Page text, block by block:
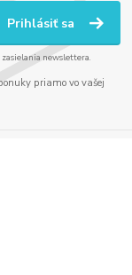
Prihlásiť sa
zasielania newslettera.
priamo vo vašej